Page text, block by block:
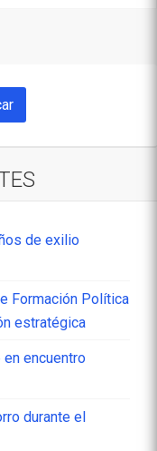
de exilio
Formación Política
estratégica
encuentro
durante el